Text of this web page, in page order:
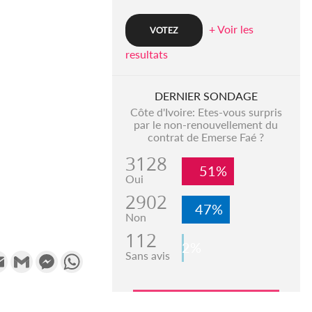
Email Gmail MessengerWhatsApp
+ Voir les
resultats
DERNIER SONDAGE
Côte d'Ivoire: Etes-vous surpris
par le non-renouvellement du
contrat de Emerse Faé ?
3128
Oui 51%
2902
Non 47%
112
Sans avis 2%